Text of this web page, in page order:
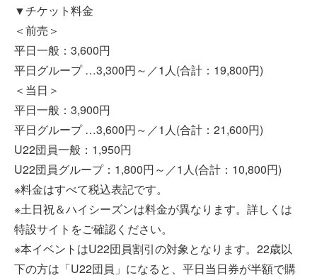
▼チケット料金
＜前売＞
平日一般：3,600円
平日グループ …3,300円～／1人(合計：19,800円)
＜当日＞
平日一般：3,900円
平日グループ …3,600円～／1人(合計：21,600円)
U22団員一般：1,950円
U22団員グループ：1,800円～／1人(合計：10,800円)
※料金はすべて税込表記です。
※土日祝＆ハイシーズンは料金が異なります。詳しくは
特設サイトをご確認ください。
※本イベントはU22団員割引の対象となります。22歳以
下の方は「U22団員」になると、平日当日券が半額で購